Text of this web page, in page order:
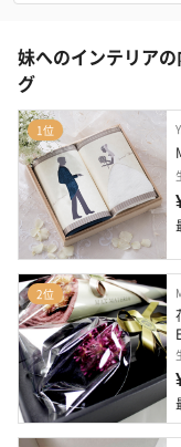
妹へのインテリア
グ
1位
2位